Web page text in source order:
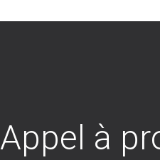
Appel à